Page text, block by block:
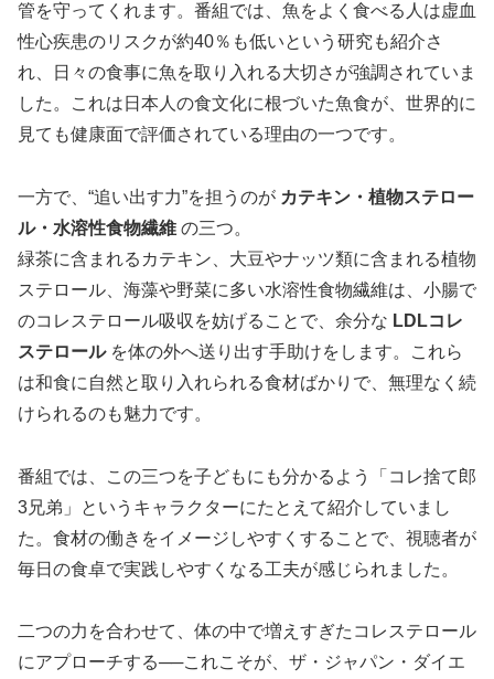
管を守ってくれます。番組では、魚をよく食べる人は虚血
性心疾患のリスクが約40％も低いという研究も紹介さ
れ、日々の食事に魚を取り入れる大切さが強調されていま
した。これは日本人の食文化に根づいた魚食が、世界的に
見ても健康面で評価されている理由の一つです。
一方で、“追い出す力”を担うのが カテキン・植物ステロー
ル・水溶性食物繊維 の三つ。
緑茶に含まれるカテキン、大豆やナッツ類に含まれる植物
ステロール、海藻や野菜に多い水溶性食物繊維は、小腸で
のコレステロール吸収を妨げることで、余分な LDLコレ
ステロールを体の外へ送り出す手助けをします。これら
は和食に自然と取り入れられる食材ばかりで、無理なく続
けられるのも魅力です。
番組では、この三つを子どもにも分かるよう「コレ捨て郎
3兄弟」というキャラクターにたとえて紹介していまし
た。食材の働きをイメージしやすくすることで、視聴者が
毎日の食卓で実践しやすくなる工夫が感じられました。
二つの力を合わせて、体の中で増えすぎたコレステロール
にアプローチする──これこそが、ザ・ジャパン・ダイエ